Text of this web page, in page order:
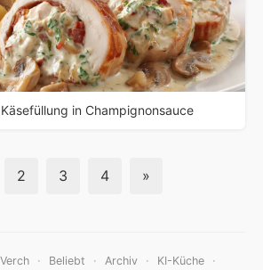
in Champignonsauce
2 3 4 »
· Beliebt · Archiv · KI-Küche ·